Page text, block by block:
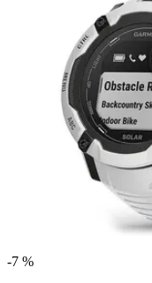
-7 %